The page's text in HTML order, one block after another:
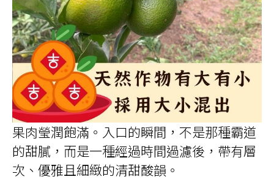
果肉瑩潤飽滿。入口的瞬間，不是那種霸道
的甜膩，而是一種經過時間過濾後，帶有層
次、優雅且細緻的清甜酸韻。